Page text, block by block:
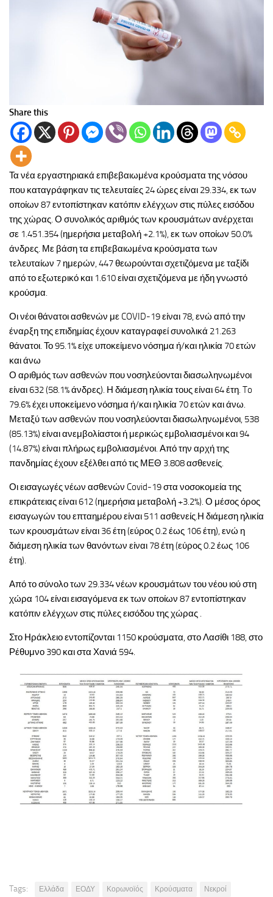
Share this
Τα νέα εργαστηριακά επιβεβαιωμένα κρούσματα της νόσου
που καταγράφηκαν τις τελευταίες 24 ώρες είναι 29.334, εκ των
οποίων 87 εντοπίστηκαν κατόπιν ελέγχων στις πύλες εισόδου
της χώρας. Ο συνολικός αριθμός των κρουσμάτων ανέρχεται
σε 1.451.354 (ημερήσια μεταβολή +2.1%), εκ των οποίων 50.0%
άνδρες. Με βάση τα επιβεβαιωμένα κρούσματα των
τελευταίων 7 ημερών, 447 θεωρούνται σχετιζόμενα με ταξίδι
από το εξωτερικό και 1.610 είναι σχετιζόμενα με ήδη γνωστό
κρούσμα.
Οι νέοι θάνατοι ασθενών με COVID-19 είναι 78, ενώ από την
έναρξη της επιδημίας έχουν καταγραφεί συνολικά 21.263
θάνατοι. Το 95.1% είχε υποκείμενο νόσημα ή/και ηλικία 70 ετών
και άνω
Ο αριθμός των ασθενών που νοσηλεύονται διασωληνωμένοι
είναι 632 (58.1% άνδρες). Η διάμεση ηλικία τους είναι 64 έτη. To
79.6% έχει υποκείμενο νόσημα ή/και ηλικία 70 ετών και άνω.
Μεταξύ των ασθενών που νοσηλεύονται διασωληνωμένοι, 538
(85.13%) είναι ανεμβολίαστοι ή μερικώς εμβολιασμένοι και 94
(14.87%) είναι πλήρως εμβολιασμένοι. Από την αρχή της
πανδημίας έχουν εξέλθει από τις ΜΕΘ 3.808 ασθενείς.
Οι εισαγωγές νέων ασθενών Covid-19 στα νοσοκομεία της
επικράτειας είναι 612 (ημερήσια μεταβολή +3.2%). Ο μέσος όρος
εισαγωγών του επταημέρου είναι 511 ασθενείς.Η διάμεση ηλικία
των κρουσμάτων είναι 36 έτη (εύρος 0.2 έως 106 έτη), ενώ η
διάμεση ηλικία των θανόντων είναι 78 έτη (εύρος 0.2 έως 106
έτη).
Από το σύνολο των 29.334 νέων κρουσμάτων του νέου ιού στη
χώρα 104 είναι εισαγόμενα εκ των οποίων 87 εντοπίστηκαν
κατόπιν ελέγχων στις πύλες εισόδου της χώρας .
Στο Ηράκλειο εντοπίζονται 1150 κρούσματα, στο Λασίθι 188, στο
Ρέθυμνο 390 και στα Χανιά 594.
Tags: Ελλάδα ΕΟΔΥ Κορωνοϊός Κρούσματα Νεκροί